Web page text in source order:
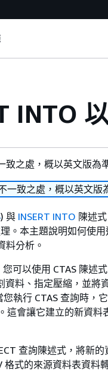
INTO
之處，概以英文版為
一致之處，概以英文版
) 與 INSERT INTO 陳述
。本主題說明如何使
料分析。
可以使用 CTAS 陳述
資料、指定壓縮，並將
執行 CTAS 查詢時，
。這會讓它建立的新資料
查詢陳述式，將新的
格式的來源資料表資料